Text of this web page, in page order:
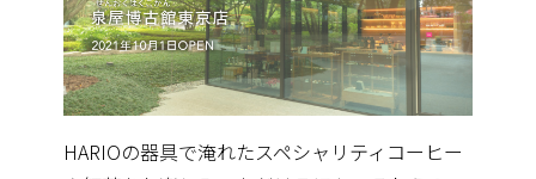
HARIOの器具で淹れたスペシャリティコーヒー